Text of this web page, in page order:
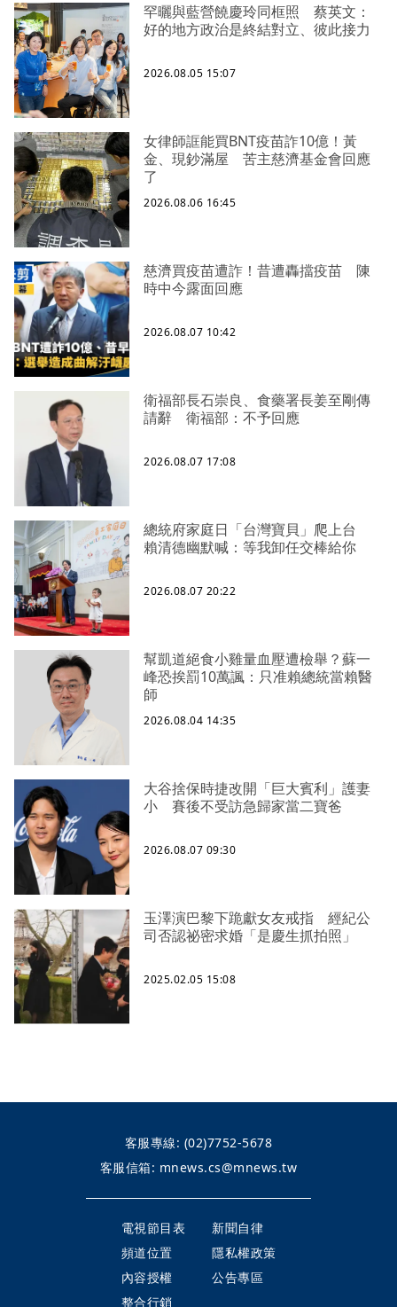
罕曬與藍營饒慶玲同框照 蔡英文：
好的地方政治是終結對立、彼此接力
2026.08.05 15:07
女律師誆能買BNT疫苗詐10億！黃
金、現鈔滿屋 苦主慈濟基金會回應
了
2026.08.06 16:45
慈濟買疫苗遭詐！昔遭轟擋疫苗 陳
時中今露面回應
2026.08.07 10:42
衛福部長石崇良、食藥署長姜至剛傳
請辭 衛福部：不予回應
2026.08.07 17:08
總統府家庭日「台灣寶貝」爬上台
賴清德幽默喊：等我卸任交棒給你
2026.08.07 20:22
幫凱道絕食小雞量血壓遭檢舉？蘇一
峰恐挨罰10萬諷：只准賴總統當賴醫
師
2026.08.04 14:35
大谷捨保時捷改開「巨大賓利」護妻
小 賽後不受訪急歸家當二寶爸
2026.08.07 09:30
玉澤演巴黎下跪獻女友戒指 經紀公
司否認祕密求婚「是慶生抓拍照」
2025.02.05 15:08
客服專線: (02)7752-5678
客服信箱: mnews.cs@mnews.tw
電視節目表
新聞自律
頻道位置
隱私權政策
內容授權
公告專區
整合行銷